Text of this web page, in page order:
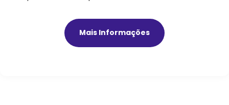
Mais Informações